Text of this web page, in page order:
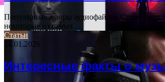
Популярные жанры аудиофайлов Существует
некоторые из самых…
Статьи
24.01.2026
Интересные факты о